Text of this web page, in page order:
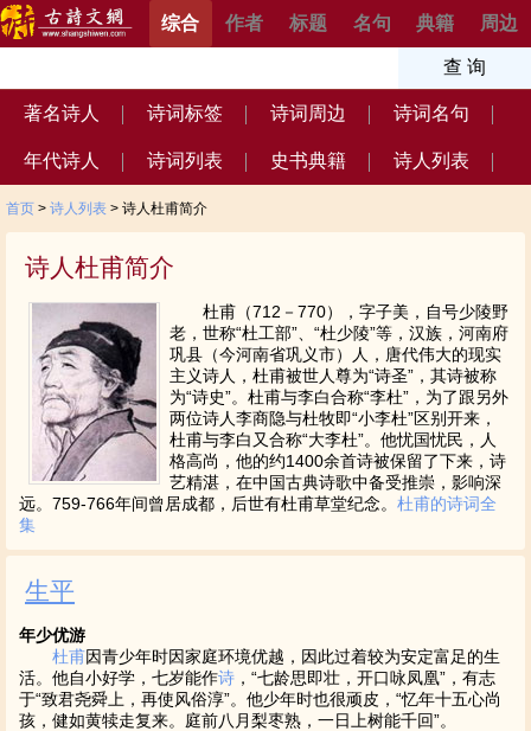
周边
典籍
名句
标题
作者
综合
著名诗人 诗词标签 诗词周边 诗词名句
年代诗人 诗词列表 史书典籍 诗人列表
首页 > 诗人列表 > 诗人杜甫简介
诗人杜甫简介
杜甫（712－770），字子美，自号少陵野
老，世称“杜工部”、“杜少陵”等，汉族，河南府
巩县（今河南省巩义市）人，唐代伟大的现实
主义诗人，杜甫被世人尊为“诗圣”，其诗被称
为“诗史”。杜甫与李白合称“李杜”，为了跟另外
两位诗人李商隐与杜牧即“小李杜”区别开来，
杜甫与李白又合称“大李杜”。他忧国忧民，人
格高尚，他的约1400余首诗被保留了下来，诗
艺精湛，在中国古典诗歌中备受推崇，影响深
远。759-766年间曾居成都，后世有杜甫草堂纪念。 杜甫的诗词全
集
生平
年少优游
杜甫因青少年时因家庭环境优越，因此过着较为安定富足的生
活。他自小好学，七岁能作诗 ，“七龄思即壮，开口咏凤凰”，有志
于“致君尧舜上，再使风俗淳”。他少年时也很顽皮，“忆年十五心尚
孩，健如黄犊走复来。庭前八月梨枣熟，一日上树能千回”。